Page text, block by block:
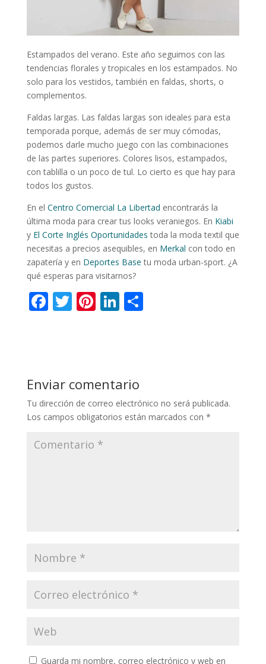
Estampados del verano. Este año seguimos con las
tendencias florales y tropicales en los estampados. No
solo para los vestidos, también en faldas, shorts, o
complementos.
Faldas largas. Las faldas largas son ideales para esta
temporada porque, además de ser muy cómodas,
podemos darle mucho juego con las combinaciones
de las partes superiores. Colores lisos, estampados,
con tablilla o un poco de tul. Lo cierto es que hay para
todos los gustos.
En el Centro Comercial La Libertad encontrarás la
última moda para crear tus looks veraniegos. En Kiabi
y El Corte Inglés Oportunidades toda la moda textil que
necesitas a precios asequibles, en Merkal con todo en
zapatería y en Deportes Base tu moda urban-sport. ¿A
qué esperas para visitarnos?
F
o
o
k
T Pi
st
Li
dI
n
C
ti
r
Enviar comentario
Tu dirección de correo electrónico no será publicada.
Los campos obligatorios están marcados con *
Guarda mi nombre, correo electrónico y web en